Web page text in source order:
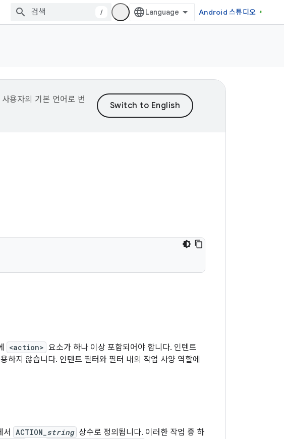
/ Android 스튜디오
용자의 기본 언어로 번
<action> 요소가 하나 이상 포함되어야 합니다. 인텐트
하지 않습니다. 인텐트 필터와 필터 내의 작업 사양 역할에
서 ACTION_ string 상수로 정의됩니다. 이러한 작업 중 하